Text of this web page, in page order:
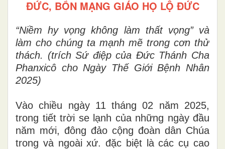
ĐỨC, BỔN MẠNG GIÁO HỌ LỘ ĐỨC
“Niềm hy vọng không làm thất vọng” và
làm cho chúng ta mạnh mẽ trong cơn thử
thách. (trích Sứ điệp của Đức Thánh Cha
Phanxicô cho Ngày Thế Giới Bệnh Nhân
2025)
Vào chiều ngày 11 tháng 02 năm 2025,
trong tiết trời se lạnh của những ngày đầu
năm mới, đông đảo cộng đoàn dân Chúa
trong và ngoài xứ. đặc biệt là các cụ cao